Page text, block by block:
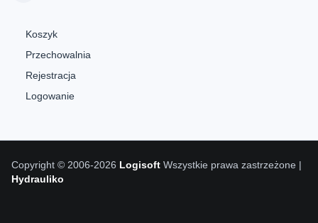
Koszyk
Przechowalnia
Rejestracja
Logowanie
Copyright © 2006-2026 Logisoft Wszystkie prawa zastrzeżone |
Hydrauliko